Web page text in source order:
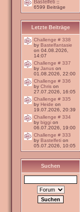
Bastelfeti ::
6599 Beiträge
Letzte Beiträge
Challenge # 338
by Bastelfantasie
on 04.08.2026,
14:07
Challenge # 337
by Janus on
01.08.2026, 22:00
Challenge # 336
by Chris on
27.07.2026, 16:05
Challenge # 335
by Heide on
19.07.2026, 20:39
Challenge # 334
by biggi on
06.07.2026, 19:00
Challenge # 333
by Bastelfeti on
05.07.2026, 10:05
Suchen